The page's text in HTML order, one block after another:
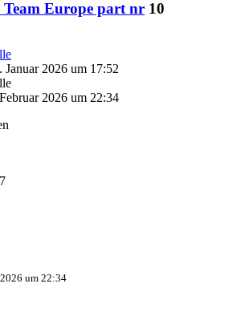
Team Europe part nr 10
Januar 2026 um 17:52
2026 um 22:34
um 22:34